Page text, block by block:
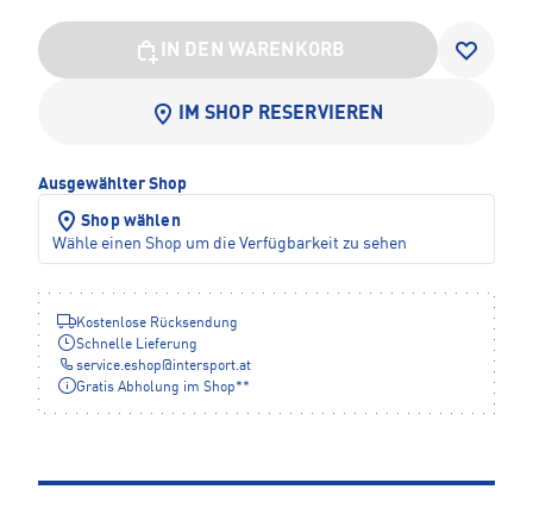
IN DEN WARENKORB
IM SHOP RESERVIEREN
Ausgewählter Shop
Shop wählen
Wähle einen Shop um die Verfügbarkeit zu sehen
Kostenlose Rücksendung
Schnelle Lieferung
service.eshop@ intersport.at
Gratis Abholung im Shop**